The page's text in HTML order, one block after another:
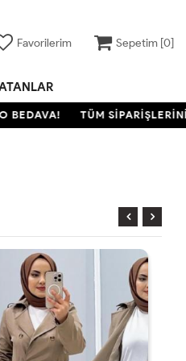
Favorilerim Sepetim [0]
TÜM